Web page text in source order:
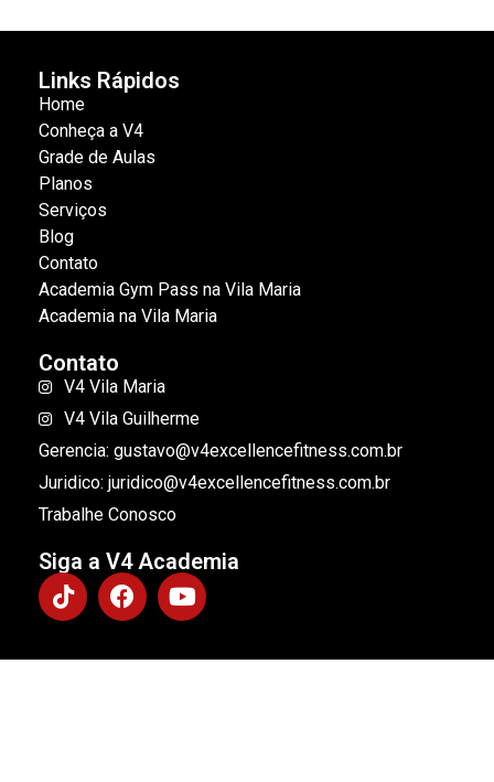
Links Rápidos
Home
Conheça a V4
Grade de Aulas
Planos
Serviços
Blog
Contato
Academia Gym Pass na Vila Maria
Academia na Vila Maria
Contato
V4 Vila Maria
V4 Vila Guilherme
Gerencia: gustavo@v4excellencefitness.com.br
Juridico: juridico@v4excellencefitness.com.br
Trabalhe Conosco
Siga a V4 Academia